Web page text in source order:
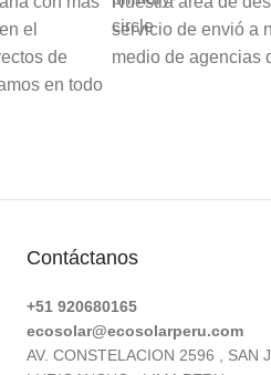
el
de
en todo
servicio de envió a
medio de agencias
Contáctanos
+51 920680165
ecosolar@ecosolarperu.com
AV. CONSTELACION 2596 , SAN